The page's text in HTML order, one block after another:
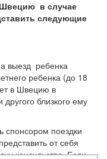
в случае
следующие
выезд ребенка
ребенка (до 18
в Швецию в
близкого ему
спонсором поездки
от себя
консульства. Если